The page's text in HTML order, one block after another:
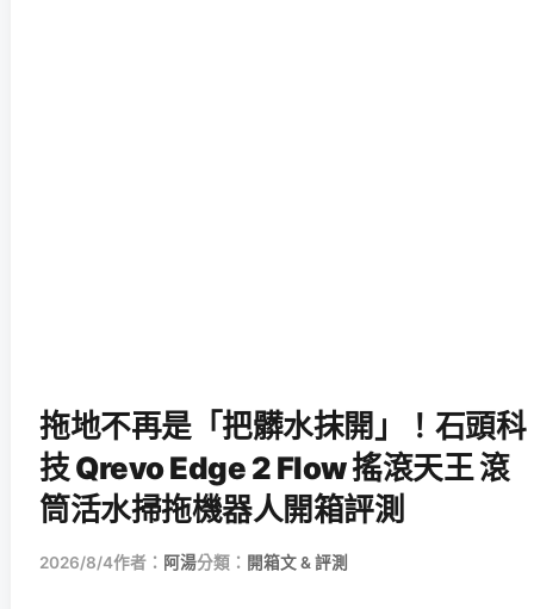
拖地不再是「把髒水抹開」！石頭科
技 Qrevo Edge 2 Flow 搖滾天王 滾
筒活水掃拖機器人開箱評測
2026/8/4作者： 阿湯分類： 開箱文 & 評測